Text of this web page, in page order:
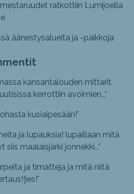
ratkottiin Lumijoella
äänestysalueita ja -paikkoja
kansantalouden mittarit.
kerrottiin avoimien..."
kusiaipesään!"
ja lupauksia! lupaillaan mitä
maalaisjärki jonnekki..."
ja timatteja ja mitä niitä
"